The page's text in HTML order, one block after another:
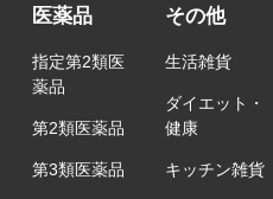
医薬品
指定第2類医
薬品
第2類医薬品
第3類医薬品
その他
生活雑貨
ダイエット・
健康
キッチン雑貨